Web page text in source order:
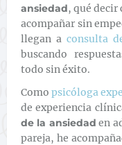
ansiedad, qué decir
acompañar sin
llegan a consulta
buscando
todo sin éxito.
Como psicóloga
de experiencia
de la ansiedad en
pareja, he